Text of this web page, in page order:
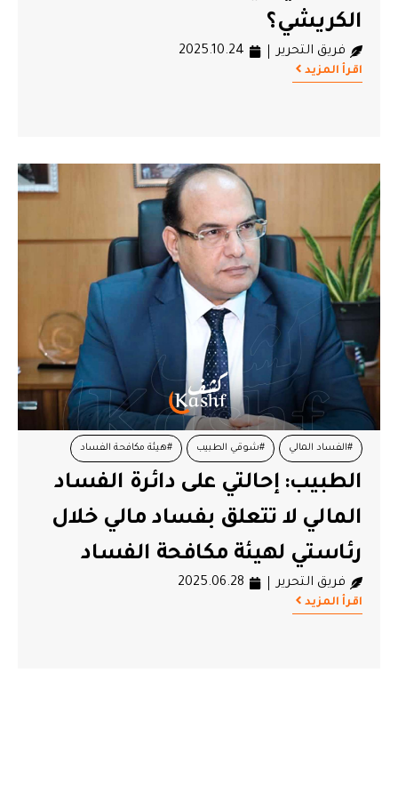
الكريشي؟
فريق التحرير 2025.10.24
اقرأ المزيد
#الفساد المالي #شوقي الطبيب #هيئة مكافحة الفساد
الطبيب: إحالتي على دائرة الفساد
المالي لا تتعلق بفساد مالي خلال
رئاستي لهيئة مكافحة الفساد
فريق التحرير 2025.06.28
اقرأ المزيد